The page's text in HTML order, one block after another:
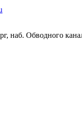
наб. Обводного